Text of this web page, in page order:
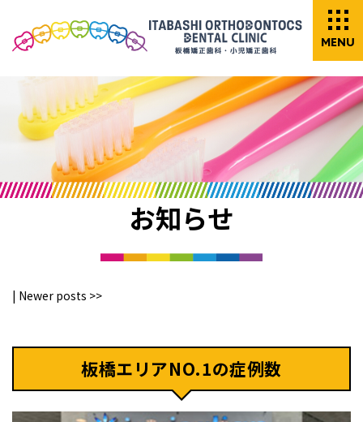
MENU
お知らせ
| Newer posts >>
板橋エリアNO.1の症例数